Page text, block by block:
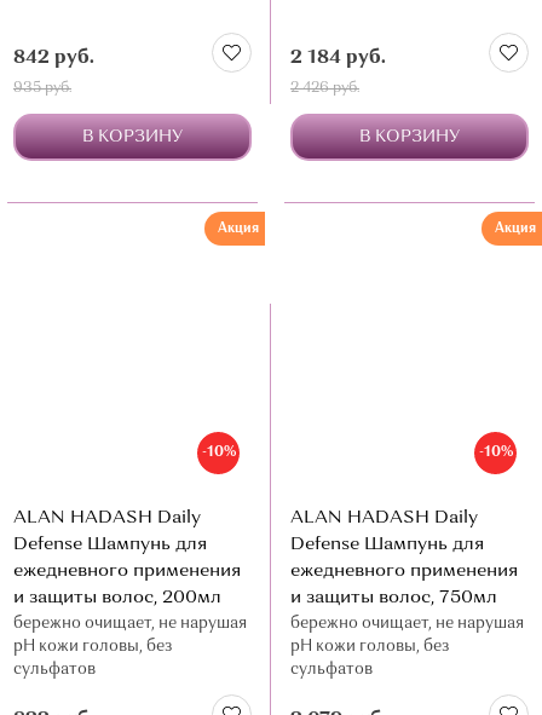
842 руб.
935 руб.
В КОРЗИНУ
2 184 руб.
2 426 руб.
В КОРЗИНУ
-10%
Акция
ALAN HADASH Daily
Defense Шампунь для
ежедневного применения
и защиты волос, 200мл
бережно очищает, не нарушая
рН кожи головы, без
сульфатов
-10%
Акция
ALAN HADASH Daily
Defense Шампунь для
ежедневного применения
и защиты волос, 750мл
бережно очищает, не нарушая
рН кожи головы, без
сульфатов